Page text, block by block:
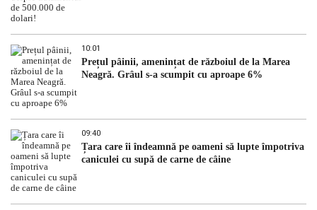
10:01
Prețul pâinii, amenințat de războiul de la Marea
Neagră. Grâul s-a scumpit cu aproape 6%
09:40
Țara care îi îndeamnă pe oameni să lupte împotriva
caniculei cu supă de carne de câine